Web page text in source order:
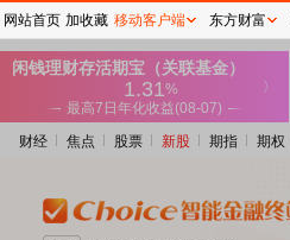
财经 焦点 股票 新股 期指 期权
网站首页 加收藏 移动客户端 东方财富